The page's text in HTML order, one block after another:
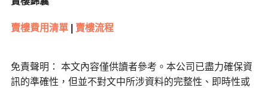
賣樓費用清單| 賣樓流程
免責聲明： 本文內容僅供讀者參考。本公司已盡力確保資
訊的準確性，但並不對文中所涉資料的完整性、即時性或